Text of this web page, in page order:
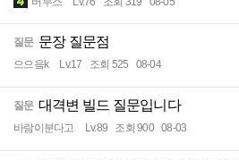
질문 문장 질문점
으으읔k Lv.17 조회 525 08-04
질문 대격변 빌드 질문입니다
바람이분다고 Lv.89 조회 900 08-03